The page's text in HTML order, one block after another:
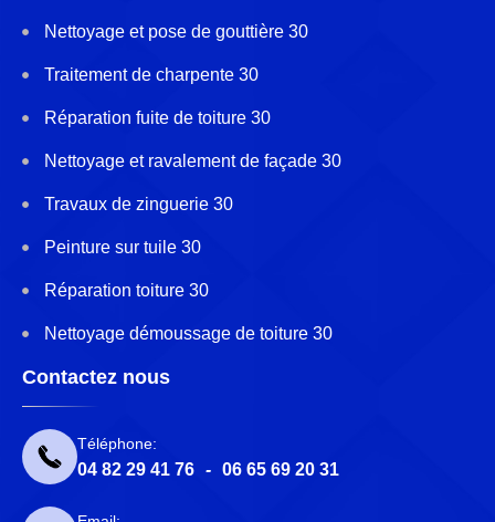
Nettoyage et pose de gouttière 30
Traitement de charpente 30
Réparation fuite de toiture 30
Nettoyage et ravalement de façade 30
Travaux de zinguerie 30
Peinture sur tuile 30
Réparation toiture 30
Nettoyage démoussage de toiture 30
Contactez nous
Téléphone:
04 82 29 41 76 - 06 65 69 20 31